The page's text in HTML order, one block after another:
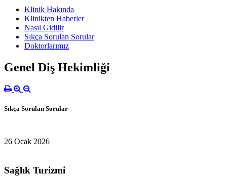
Klinik Hakında
Klinikten Haberler
Nasıl Gidilir
Sıkça Sorulan Sorular
Doktorlarımız
Genel Diş Hekimliği
Sıkça Sorulan Sorular
26 Ocak 2026
Sağlık Turizmi